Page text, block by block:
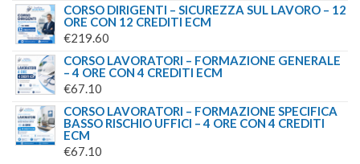
CORSO DIRIGENTI – SICUREZZA SUL LAVORO – 12
ORE CON 12 CREDITI ECM
€219.60
CORSO LAVORATORI – FORMAZIONE GENERALE
– 4 ORE CON 4 CREDITI ECM
€67.10
CORSO LAVORATORI – FORMAZIONE SPECIFICA
BASSO RISCHIO UFFICI – 4 ORE CON 4 CREDITI
ECM
€67.10